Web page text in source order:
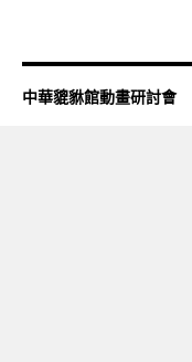
中華貔貅館動畫研討會